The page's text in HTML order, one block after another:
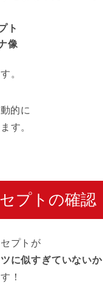
ト
像
。
的に
す。
プトの確認
プトが
に似すぎていないか
！